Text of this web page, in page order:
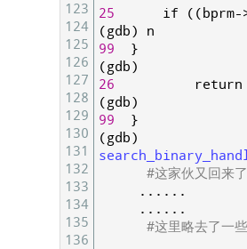
123
124
125
126
127
128
129
130
131
132
133
134
135
136
25 if ( ( bprm-
(gdb)
n
99
}
(gdb)
26
return
(gdb)
99
}
(gdb)
#这家伙又回来
. . . . . .
. . . . . .
#这里略去了一